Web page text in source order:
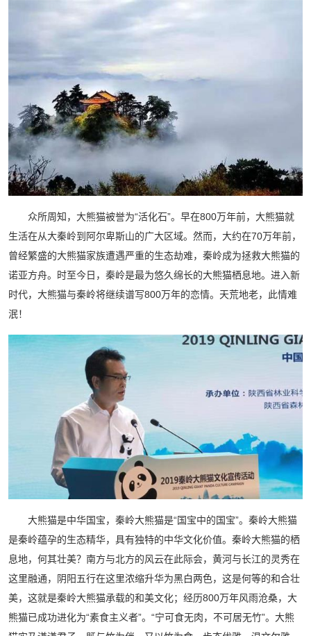
众所周知，大熊猫被誉为“活化石”。早在800万年前，大熊猫就
生活在从大秦岭到阿尔卑斯山的广大区域。然而，大约在70万年前，
曾经繁盛的大熊猫家族遭遇严重的生态劫难，秦岭成为拯救大熊猫的
诺亚方舟。时至今日，秦岭是最为悠久绵长的大熊猫栖息地。进入新
时代，大熊猫与秦岭将继续谱写800万年的恋情。天荒地老，此情难
泯！
大熊猫是中华国宝，秦岭大熊猫是“国宝中的国宝”。秦岭大熊猫
是秦岭蕴孕的生态精华，具有独特的中华文化价值。秦岭大熊猫的栖
息地，何其壮美？南方与北方的风云在此际会，黄河与长江的灵秀在
这里融通，阴阳五行在这里浓缩升华为黑白两色，这是何等的和合壮
美，这就是秦岭大熊猫承载的和美文化；经历800万年风雨沧桑，大
熊猫已成功进化为“素食主义者”。“宁可食无肉，不可居无竹”。大熊